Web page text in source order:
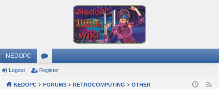
NEDOPC
or
u
Logout Register
NEDOPC FORUMS RETROCOMPUTING OTHER